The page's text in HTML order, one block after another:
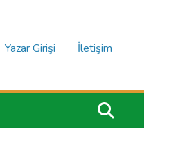
Yazar Girişi İletişim